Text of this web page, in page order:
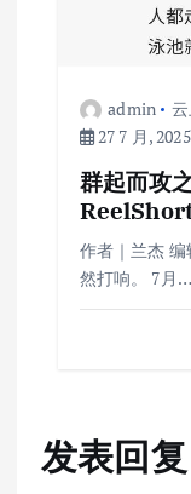
admin
27 7 月, 2025
群起而攻
作者｜兰杰
然打响。 7月…
发表回复